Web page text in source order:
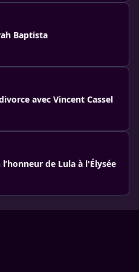
Baptista
avec Vincent Cassel
de Lula à l'Élysée